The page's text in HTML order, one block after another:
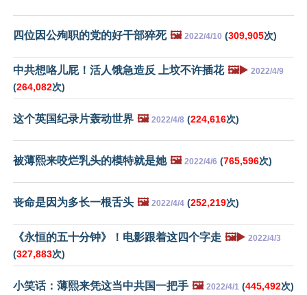
四位因公殉职的党的好干部猝死 🖼️ 2022/4/10 (309,905次)
中共想咯儿屁！活人饿急造反 上坟不许插花 🖼️▶️ 2022/4/9
(264,082次)
这个英国纪录片轰动世界 🖼️ 2022/4/8 (224,616次)
被薄熙来咬烂乳头的模特就是她 🖼️ 2022/4/6 (765,596次)
丧命是因为多长一根舌头 🖼️ 2022/4/4 (252,219次)
《永恒的五十分钟》！电影跟着这四个字走 🖼️▶️ 2022/4/3
(327,883次)
小笑话：薄熙来凭这当中共国一把手 🖼️ 2022/4/1 (445,492次)